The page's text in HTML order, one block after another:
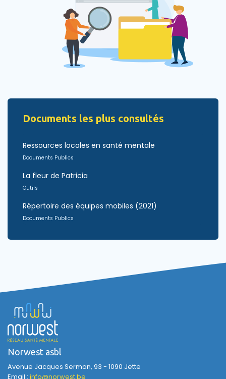
Documents les plus consultés
Ressources locales en santé mentale
Documents Publics
La fleur de Patricia
Outils
Répertoire des équipes mobiles (2021)
Documents Publics
Norwest asbl
Avenue Jacques Sermon, 93 - 1090 Jette
Email : info@norwest.be